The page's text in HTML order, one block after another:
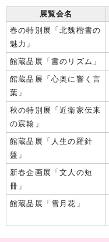
展覧会名
春の特別展「北魏楷書の
魅力」
館蔵品展「書のリズム」
館蔵品展「心奥に響く言
葉」
秋の特別展「近衛家伝来
の宸翰」
館蔵品展「人生の羅針
盤」
新春企画展「文人の短
冊」
館蔵品展「雪月花」